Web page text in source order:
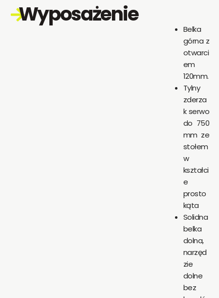
Wyposażenie
Belka
górna z
otwarci
em
120mm.
Tylny
zderza
k serwo
do 750
mm ze
stołem
w
kształci
e
prosto
kąta
Solidna
belka
dolna,
narzęd
zie
dolne
bez